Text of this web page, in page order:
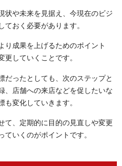
状や未来を見据え、 今現在のビジ
おく必要があります。
り成果を上げるためのポイント
していくことです。
だったとしても、次のステップと
、店舗への来店などを促したいな
も変化していきます。
て、定期的に目的の見直しや変更
いくのがポイントです。